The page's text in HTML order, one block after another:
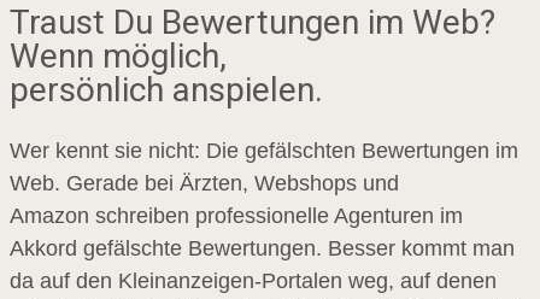
Traust Du Bewertungen im Web?
Wenn möglich,
persönlich anspielen.
Wer kennt sie nicht: Die gefälschten Bewertungen im
Web. Gerade bei Ärzten, Webshops und
Amazon schreiben professionelle Agenturen im
Akkord gefälschte Bewertungen. Besser kommt man
da auf den Kleinanzeigen-Portalen weg, auf denen